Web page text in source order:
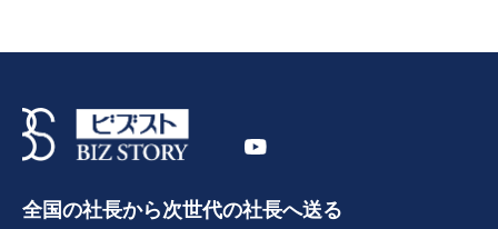
全国の社長から次世代の社長へ送る